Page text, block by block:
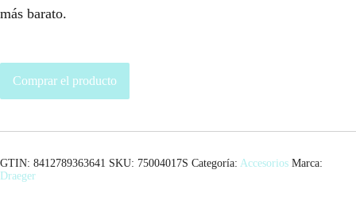
más barato.
Comprar el producto
GTIN: 8412789363641 SKU: 75004017S Categoría: Accesorios Marca:
Draeger